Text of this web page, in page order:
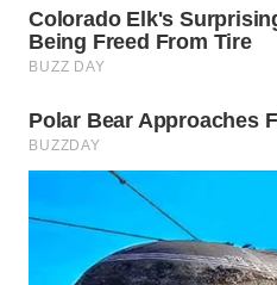
LABUANBAJO
WN
WAHANA